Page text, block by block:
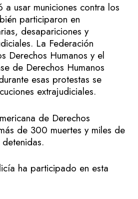
a usar municiones contra los
participaron en
desapariciones y
La Federación
Derechos Humanos y el
de Derechos Humanos
esas protestas se
extrajudiciales.
de Derechos
de 300 muertes y miles de
ha participado en esta